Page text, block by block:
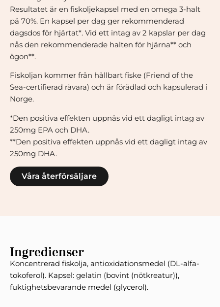
Resultatet är en fiskoljekapsel med en omega 3-halt
på 70%. En kapsel per dag ger rekommenderad
dagsdos för hjärtat*. Vid ett intag av 2 kapslar per dag
nås den rekommenderade halten för hjärna** och
ögon**.
Fiskoljan kommer från hållbart fiske (Friend of the
Sea-certifierad råvara) och är förädlad och kapsulerad i
Norge.
*Den positiva effekten uppnås vid ett dagligt intag av
250mg EPA och DHA.
**Den positiva effekten uppnås vid ett dagligt intag av
250mg DHA.
Våra återförsäljare
Ingredienser
Koncentrerad fiskolja, antioxidationsmedel (DL-alfa-
tokoferol). Kapsel: gelatin (bovint (nötkreatur)),
fuktighetsbevarande medel (glycerol).